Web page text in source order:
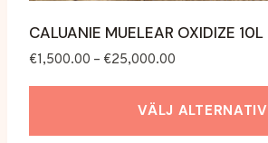
CALUANIE MUELEAR OXIDIZE 10L
€1,500.00 – €25,000.00
till
VÄLJ ALTERNATIV